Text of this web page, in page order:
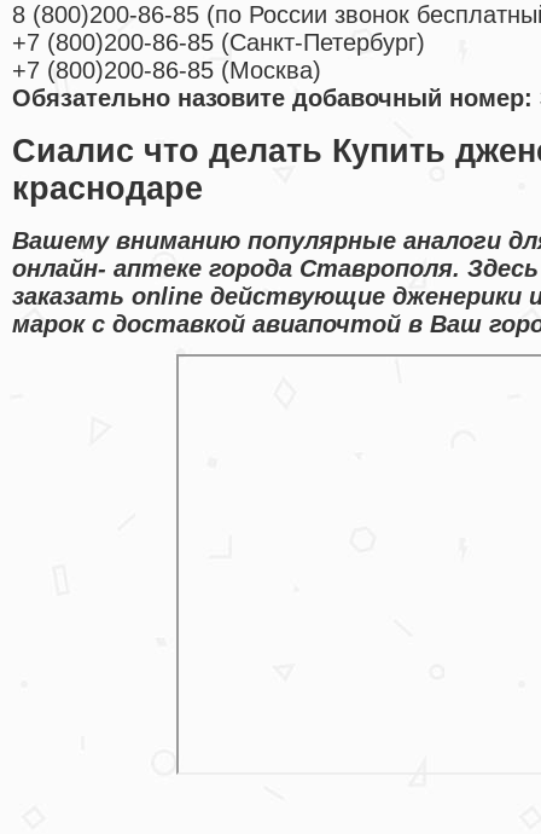
8 (800)200-86-85 (по России звонок
+7 (800)200-86-85 (Санкт-Петербург)
+7 (800)200-86-85 (Москва)
Обязательно назовите добавочный номер:
Сиалис что делать Купить
краснодаре
Вашему вниманию популярные аналоги
онлайн- аптеке города Ставрополя.
заказать online действующие
марок с доставкой авиапочтой в Ваш